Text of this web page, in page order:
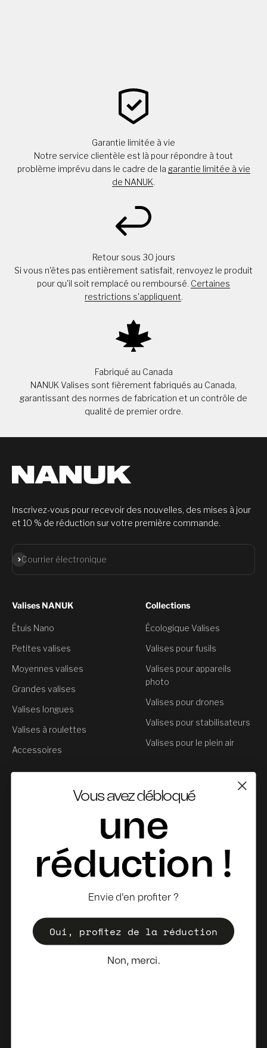
Garantie limitée à vie
Notre service clientèle est là pour répondre à tout
problème imprévu dans le cadre de la garantie limitée à vie
de NANUK.
Retour sous 30 jours
Si vous n'êtes pas entièrement satisfait, renvoyez le produit
pour qu'il soit remplacé ou remboursé. Certaines
restrictions s'appliquent.
Fabriqué au Canada
NANUK Valises sont fièrement fabriqués au Canada,
garantissant des normes de fabrication et un contrôle de
qualité de premier ordre.
Inscrivez-vous pour recevoir des nouvelles, des mises à jour
et 10 % de réduction sur votre première commande.
Courrier électronique
S'abonner
Valises NANUK
Étuis Nano
Petites valises
Moyennes valises
Grandes valises
Valises longues
Valises à roulettes
Accessoires
Collections
Écologique Valises
Valises pour fusils
Valises pour appareils
photo
Valises pour drones
Valises pour stabilisateurs
Valises pour le plein air
Fiches Techniques
Où acheter
Politique de vente
Vous avez débloqué
une
réduction !
Envie d'en profiter ?
Oui, profitez de la réduction
Non, merci.